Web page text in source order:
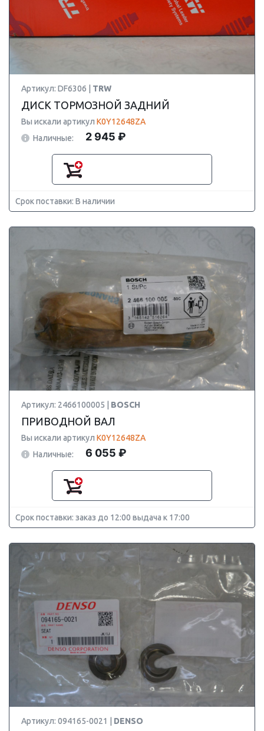
Артикул: DF6306 | TRW
ДИСК ТОРМОЗНОЙ ЗАДНИЙ
Вы искали артикул K0Y12648ZA
Наличные:
2 945 ₽
Срок поставки: В наличии
Артикул: 2466100005 | BOSCH
ПРИВОДНОЙ ВАЛ
Вы искали артикул K0Y12648ZA
Наличные:
6 055 ₽
Срок поставки: заказ до 12:00 выдача к 17:00
Артикул: 094165-0021 | DENSO